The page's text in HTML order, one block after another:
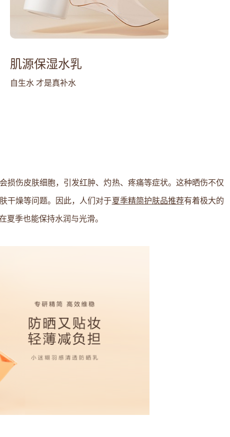
肌源保湿水乳
自生水 才是真补水
损伤皮肤细胞，引发红肿、灼热、疼痛等症状。这种晒伤不仅
干燥等问题。因此，人们对于夏季精简护肤品推荐有着极大的
夏季也能保持水润与光滑。